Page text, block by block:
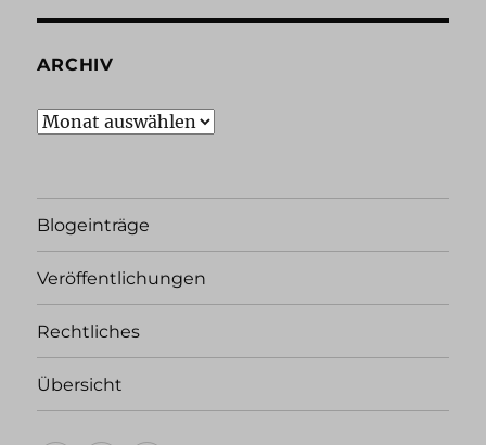
ARCHIV
Archiv
Blogeinträge
Veröffentlichungen
Rechtliches
Übersicht